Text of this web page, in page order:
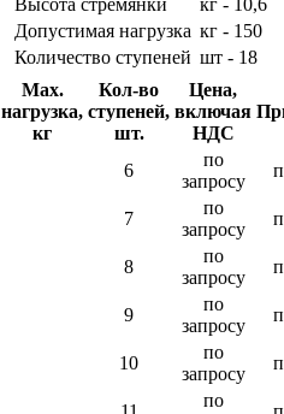
Допустимая нагрузка кг - 150
Количество ступеней шт - 18
Мах.
нагрузка,
кг
Кол-во
ступеней,
шт.
Цена,
включая
НДС
6
по
запросу
7
по
запросу
8
по
запросу
9
по
запросу
10
по
запросу
по